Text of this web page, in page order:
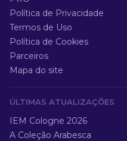
Política de Privacidade
Termos de Uso
Política de Cookies
Parceiros
Mapa do site
ÚLTIMAS ATUALIZAÇÕES
IEM Cologne 2026
A Coleção Arabesca